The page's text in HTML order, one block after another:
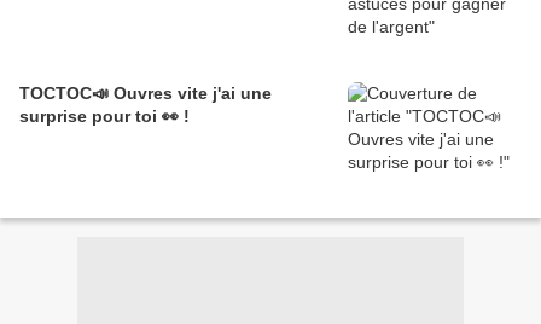
TOCTOC📣 Ouvres vite j'ai une
surprise pour toi 👀 !